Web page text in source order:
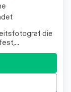
die
Details. Ich